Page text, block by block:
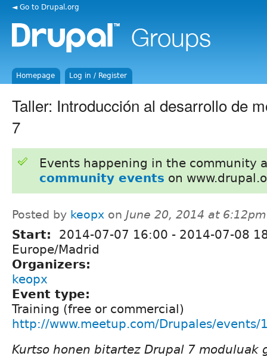
◄ Go to Drupal.org
Homepage Log in / Register
Taller: Introducción al desarrollo de
7
Events happening in the community
community events on
Posted by keopx on June 20, 2014 at 6:12pm
Start: 2014-07-07 16:00 - 2014-07-08
Europe/Madrid
Organizers:
keopx
Event type:
Training (free or commercial)
http://www.meetup.com/Drupales/events/
Kurtso honen bitartez Drupal 7 moduluak